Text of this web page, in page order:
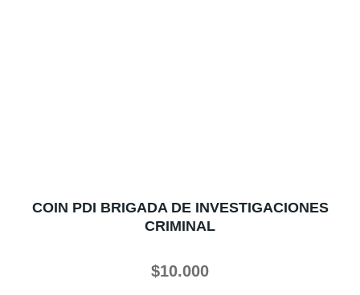
COIN PDI BRIGADA DE INVESTIGACIONES
CRIMINAL
$10.000